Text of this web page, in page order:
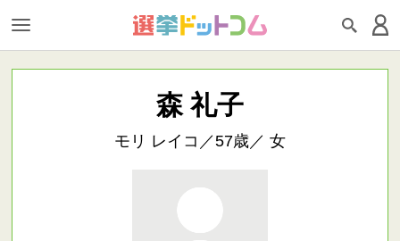
森 礼子
モリ レイコ／57歳／ 女